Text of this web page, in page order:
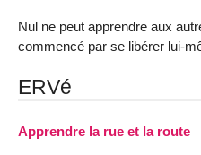
Nul ne peut apprendre aux
commencé par se libérer lui-
ERVé
Apprendre la rue et la route